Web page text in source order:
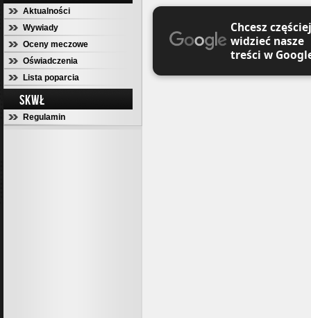
Aktualności
Wywiady
Oceny meczowe
Oświadczenia
Lista poparcia
SKWŁ
Regulamin
Chcesz częściej
widzieć nasze
treści w